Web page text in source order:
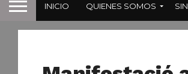
INICIO QUIENES SOMOS